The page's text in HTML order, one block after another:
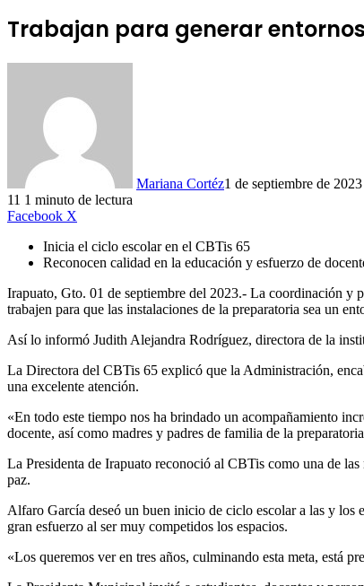
Trabajan para generar
Mariana Cortéz1 de septiembre de 2023
11 1 minuto de lectura
Facebook X
Inicia el ciclo escolar en el CBTis 65
Reconocen calidad en la educación y esfuerzo de
Irapuato, Gto. 01 de septiembre del 2023.- La coordinación y
trabajen para que las instalaciones de la preparatoria sea un
Así lo informó Judith Alejandra Rodríguez, directora de la
La Directora del CBTis 65 explicó que la Administración,
una excelente atención.
«En todo este tiempo nos ha brindado un acompañamiento
docente, así como madres y padres de familia de la
La Presidenta de Irapuato reconoció al CBTis como una de
paz.
Alfaro García deseó un buen inicio de ciclo escolar a las y los
gran esfuerzo al ser muy competidos los espacios.
«Los queremos ver en tres años, culminando esta meta, está